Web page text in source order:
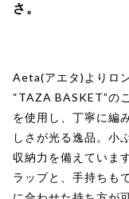
さ。
Aeta(アエタ)よりロ
“TAZA BASKET”の
を使用し、丁寧に編
しさが光る逸品。小
収納力を備えていま
ラップと、手持ちも